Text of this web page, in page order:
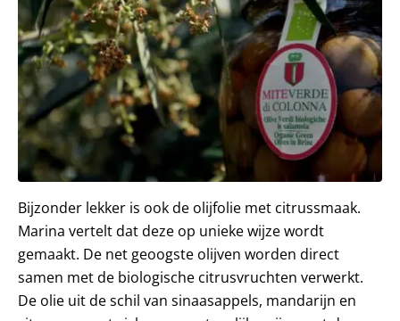
Bijzonder lekker is ook de olijfolie met citrussmaak.
Marina vertelt dat deze op unieke wijze wordt
gemaakt. De net geoogste olijven worden direct
samen met de biologische citrusvruchten verwerkt.
De olie uit de schil van sinaasappels, mandarijn en